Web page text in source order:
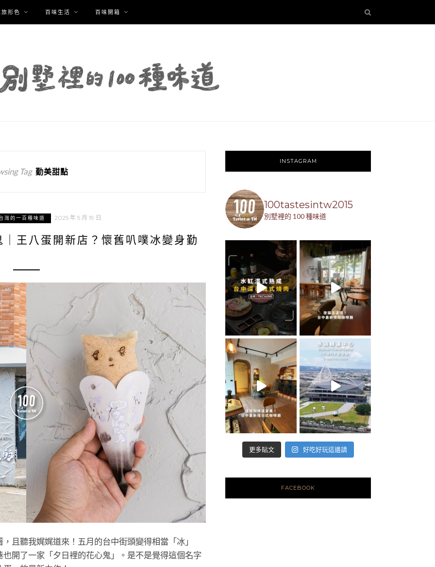
形色 百味生活 百味開箱
Tag 勤美甜點
灣的一百種味道 2025 年 5 月 19 日
｜王八蛋開新店？懷舊叭噗冰變身勤
且聽我娓娓道來！五月的台中街頭變得相當「冰」
開了一家「夕日裡的花心鬼」。是不是覺得這個名字
INSTAGRAM
100tastesintw2015
別墅裡的 100 種味道
更多貼文 好吃好玩這邊請
FACEBOOK